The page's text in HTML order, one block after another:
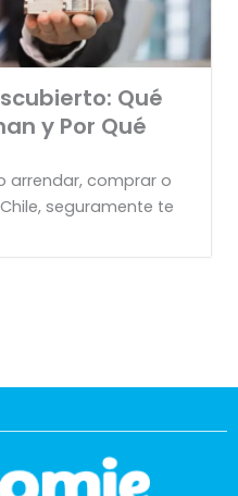
Qué
y Por Qué
arrendar, comprar o
seguramente te